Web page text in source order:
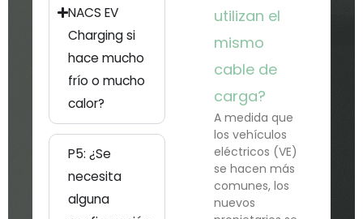
NACS EV
Charging si
hace mucho
frío o mucho
calor?
P5: ¿Se
necesita
alguna
utilizan el
mismo
cable de
carga?
A medida que
los vehículos
eléctricos (VE)
se hacen más
comunes, los
nuevos